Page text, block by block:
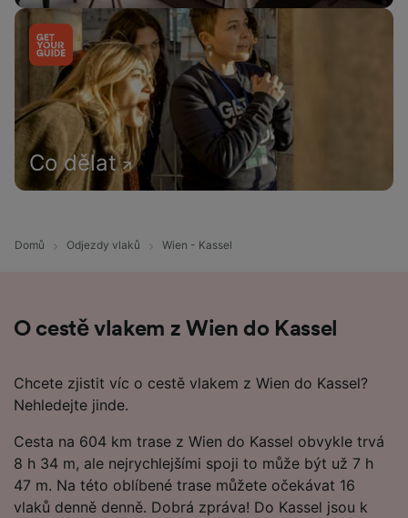
Co dělat
Domů Odjezdy vlaků Wien - Kassel
O cestě vlakem z Wien do Kassel
Chcete zjistit víc o cestě vlakem z Wien do Kassel?
Nehledejte jinde.
Cesta na 604 km trase z Wien do Kassel obvykle trvá
8 h 34 m, ale nejrychlejšími spoji to může být už 7 h
47 m. Na této oblíbené trase můžete očekávat 16
vlaků denně denně. Dobrá zpráva! Do Kassel jsou k